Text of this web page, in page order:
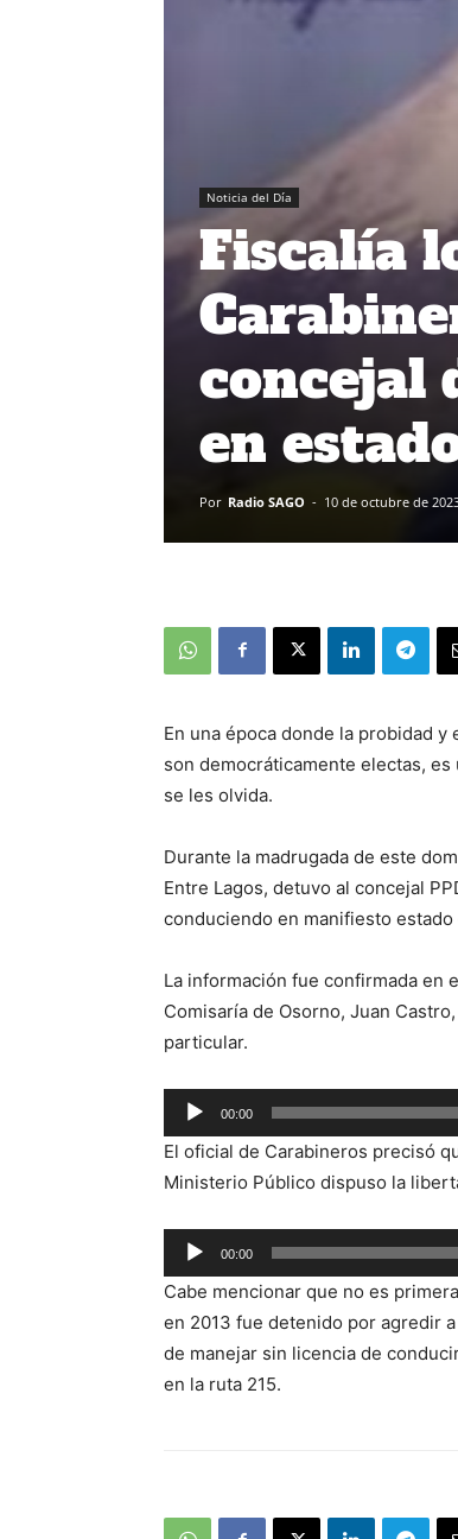
Noticia del Día
Fiscalía
concejal
en
Por Radio SAGO - 10 de octubre de
En una época donde la probidad
son democráticamente electas, es
se les olvida.
Durante la madrugada de este
Entre Lagos, detuvo al concejal
conduciendo en manifiesto estado
La información fue confirmada en
Comisaría de Osorno, Juan
particular.
Reproductor
de
audio
00:00
El oficial de Carabineros precisó
Ministerio Público dispuso la
Reproductor
de
audio
00:00
Cabe mencionar que no es
en 2013 fue detenido por agredir
de manejar sin licencia de
en la ruta 215.